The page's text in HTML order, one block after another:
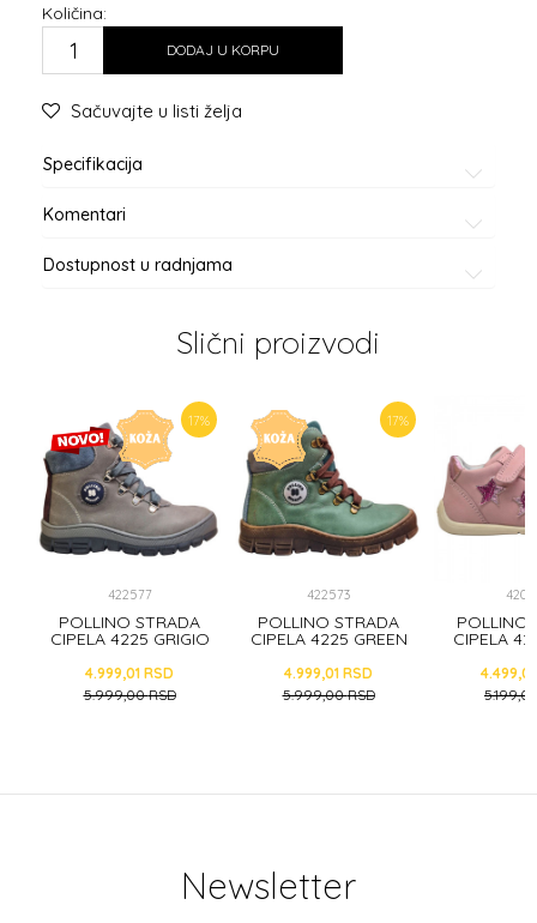
Količina:
DODAJ U KORPU
Sačuvajte u listi želja
Specifikacija
Komentari
Dostupnost u radnjama
Slični proizvodi
17%
422577
POLLINO STRADA
CIPELA 4225 GRIGIO
4.999,01 RSD
5.999,00RSD
17%
422573
POLLINO STRADA
CIPELA 4225 GREEN
4.999,01 RSD
5.999,00RSD
POLLINO
CIPELA
Newsletter